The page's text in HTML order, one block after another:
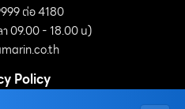
ต่อ 4180
09.00 - 18.00 น)
Policy